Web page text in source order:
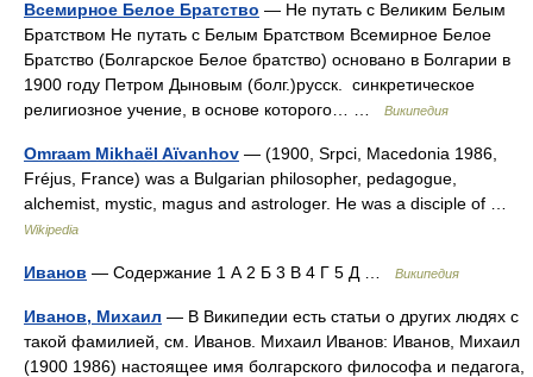
Всемирное Белое Братство — Не путать с Великим Белым
Братством Не путать с Белым Братством Всемирное Белое
Братство (Болгарское Белое братство) основано в Болгарии в
1900 году Петром Дыновым (болг.)русск. синкретическое
религиозное учение, в основе которого… …
Википедия
Omraam Mikhaël Aïvanhov — (1900, Srpci, Macedonia 1986,
Fréjus, France) was a Bulgarian philosopher, pedagogue,
alchemist, mystic, magus and astrologer. He was a disciple of …
Wikipedia
Иванов — Содержание 1 А 2 Б 3 В 4 Г 5 Д … Википедия
Иванов, Михаил — В Википедии есть статьи о других людях с
такой фамилией, см. Иванов. Михаил Иванов: Иванов, Михаил
(1900 1986) настоящее имя болгарского философа и педагога,